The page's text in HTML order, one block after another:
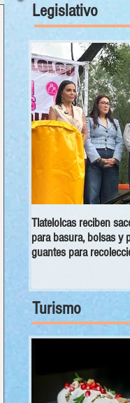
Legislativo
Tlatelolcas reciben
para basura, bolsas y
guantes para
Turismo